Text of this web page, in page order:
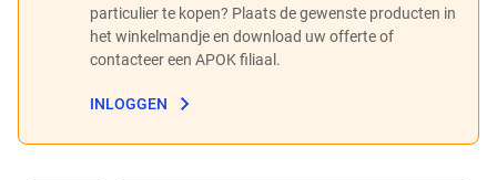
particulier te kopen? Plaats de gewenste producten in
het winkelmandje en download uw offerte of
contacteer een APOK filiaal.
INLOGGEN